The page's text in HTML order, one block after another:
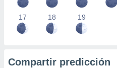
17 18 19
Compartir predicción